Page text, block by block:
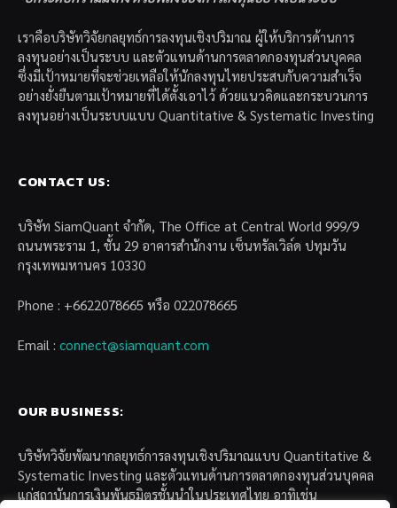
เราคือบริษัทวิจัยกลยุทธ์การลงทุนเชิงปริมาณ ผู้ให้บริการด้านการ
ลงทุนอย่างเป็นระบบ และตัวแทนด้านการตลาดกองทุนส่วนบุคคล
ซึ่งมีเป้าหมายที่จะช่วยเหลือให้นักลงทุนไทยประสบกับความสำเร็จ
อย่างยั่งยืนตามเป้าหมายที่ได้ตั้งเอาไว้ ด้วยแนวคิดและกระบวนการ
ลงทุนอย่างเป็นระบบแบบ Quantitative & Systematic Investing
CONTACT US:
บริษัท SiamQuant จำกัด, The Office at Central World 999/9
ถนนพระราม 1, ชั้น 29 อาคารสำนักงาน เซ็นทรัลเวิล์ด ปทุมวัน
กรุงเทพมหานคร 10330
Phone : +6622078665 หรือ 022078665
Email : connect@siamquant.com
OUR BUSINESS:
บริษัทวิจัยพัฒนากลยุทธ์การลงทุนเชิงปริมาณแบบ Quantitative &
Systematic Investing และตัวแทนด้านการตลาดกองทุนส่วนบุคคล
แก่สถาบันการเงินพันธมิตรชั้นนำในประเทศไทย อาทิเช่น